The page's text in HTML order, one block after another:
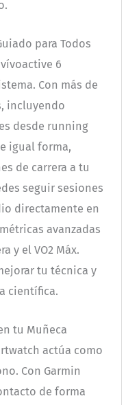
para Todos
6
Con más de
incluyendo
desde running
igual forma,
de carrera a tu
seguir sesiones
directamente en
avanzadas
y el VO2 Máx.
tu técnica y
científica.
tu Muñeca
actúa como
Con Garmin
de forma